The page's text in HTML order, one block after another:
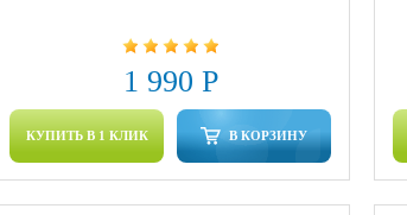
1 990 Р
КУПИТЬ В 1 КЛИК В КОРЗИНУ